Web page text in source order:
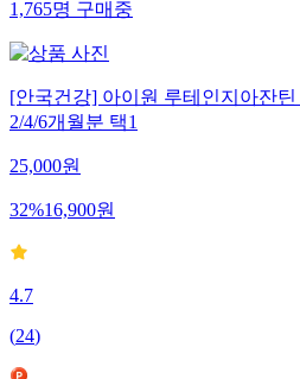
1,765명구매중
[안국건강] 아이원 루테인지아잔
2/4/6개월분 택1
25,000원
32%16,900원
4.7
(24)